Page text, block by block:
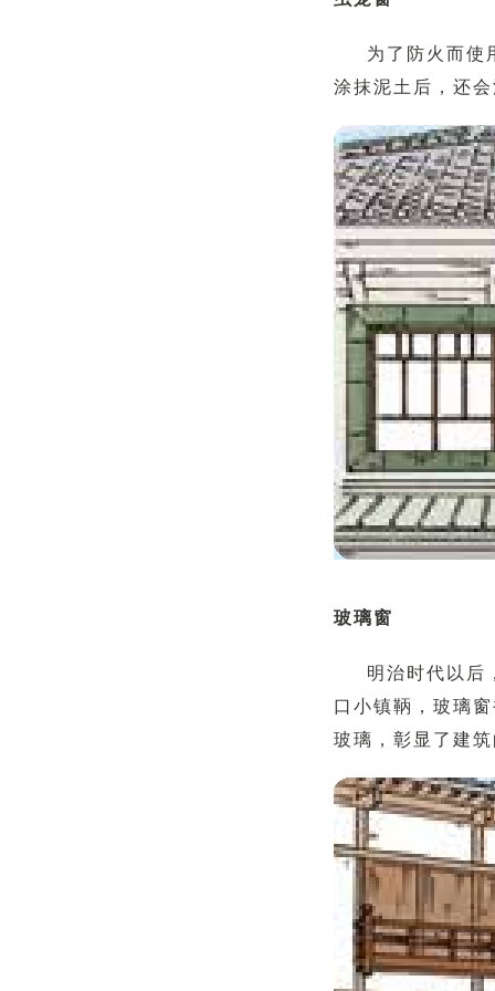
为了防火而使
涂抹泥土后，还
玻璃窗
明治时代以后
口小镇鞆，玻璃
玻璃，彰显了建